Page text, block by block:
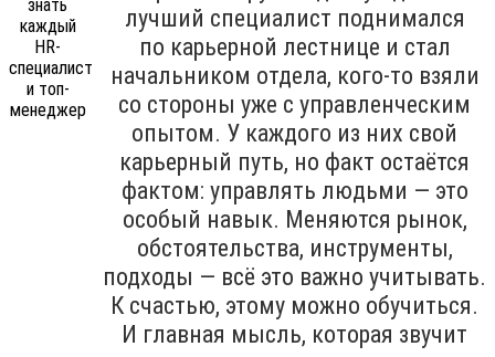
лучший специалист поднимался
по карьерной лестнице и стал
начальником отдела, кого-то взяли
со стороны уже с управленческим
опытом. У каждого из них свой
карьерный путь, но факт остаётся
фактом: управлять людьми — это
особый навык. Меняются рынок,
обстоятельства, инструменты,
подходы — всё это важно учитывать.
К счастью, этому можно обучиться.
И главная мысль, которая звучит